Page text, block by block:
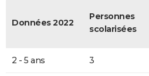
Données 2022
Personnes
scolarisées
2 - 5 ans 3